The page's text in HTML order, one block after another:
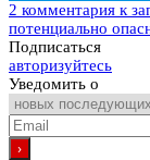
2 комментария к
потенциально
Подписаться
авторизуйтесь
Уведомить о